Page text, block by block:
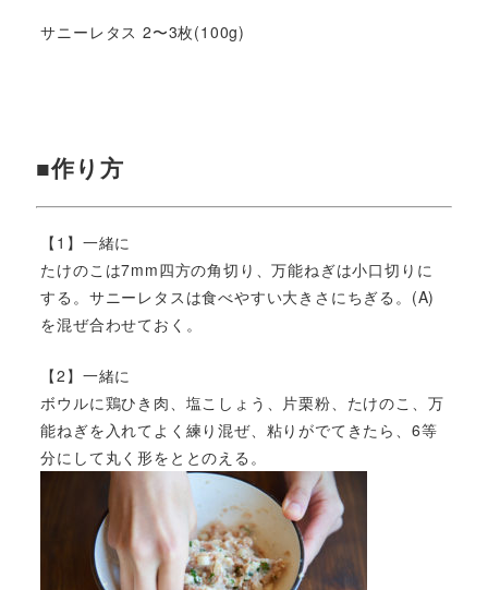
サニーレタス 2〜3枚(100g)
■作り方
【1】一緒に
たけのこは7mm四方の角切り、万能ねぎは小口切りに
する。サニーレタスは食べやすい大きさにちぎる。(A)
を混ぜ合わせておく。
【2】一緒に
ボウルに鶏ひき肉、塩こしょう、片栗粉、たけのこ、万
能ねぎを入れてよく練り混ぜ、粘りがでてきたら、6等
分にして丸く形をととのえる。